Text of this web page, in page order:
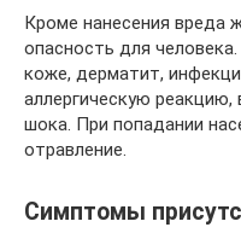
Кроме нанесения вреда
опасность для
коже, дерматит,
аллергическую
шока. При попадании
отравление.
Симптомы